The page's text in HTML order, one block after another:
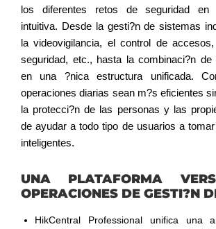
los diferentes retos de seguridad en
intuitiva. Desde la gesti?n de sistemas
la videovigilancia, el control de
seguridad, etc., hasta la combinaci?n
en una ?nica estructura unificada.
operaciones diarias sean m?s eficientes
la protecci?n de las personas y las
de ayudar a todo tipo de usuarios a
inteligentes.
UNA PLATAFORMA
OPERACIONES DE GESTI?N
HikCentral Professional unifica una